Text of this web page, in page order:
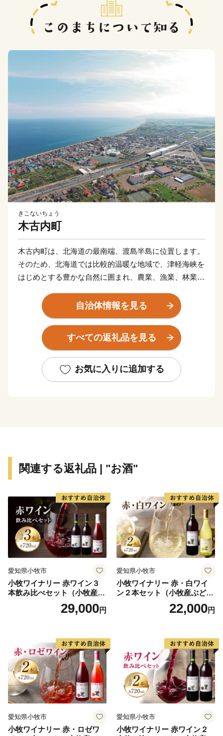
きこないちょう
木古内町
木古内町は、北海道の最南端、渡島半島に位置します。
そのため、北海道では比較的温暖な地域で、津軽海峡を
はじめとする豊かな自然に囲まれ、農業、漁業、林業が
このほかにも、天保2年（1831年）から続く、厳寒の津
軽海峡で神社のご神体を清め、1年の豊漁豊作などを祈
願する「みそぎ祭り」など歴史と関連するイベントなど
も行われます。
自治体情報を見る
すべての返礼品を見る
お気に入りに追加する
関連する返礼品 | "お酒"
愛知県小牧市
小牧ワイナリー 赤ワイン３
本飲み比べセット（小牧産ぶ
どう100％使用）29,000円
愛知県小牧市
小牧ワイナリー 赤・白ワイ
ン２本セット（小牧産ぶどう
22,000円
愛知県小牧市
小牧ワイナリー 赤・ロゼワ
愛知県小牧市
小牧ワイナリー 赤ワイン２